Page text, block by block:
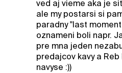
ved aj vieme aka je
ale my postarsi si
paradny "last
oznameni boli napr.
pre mna jeden
predajcov kavy a
navyse :))